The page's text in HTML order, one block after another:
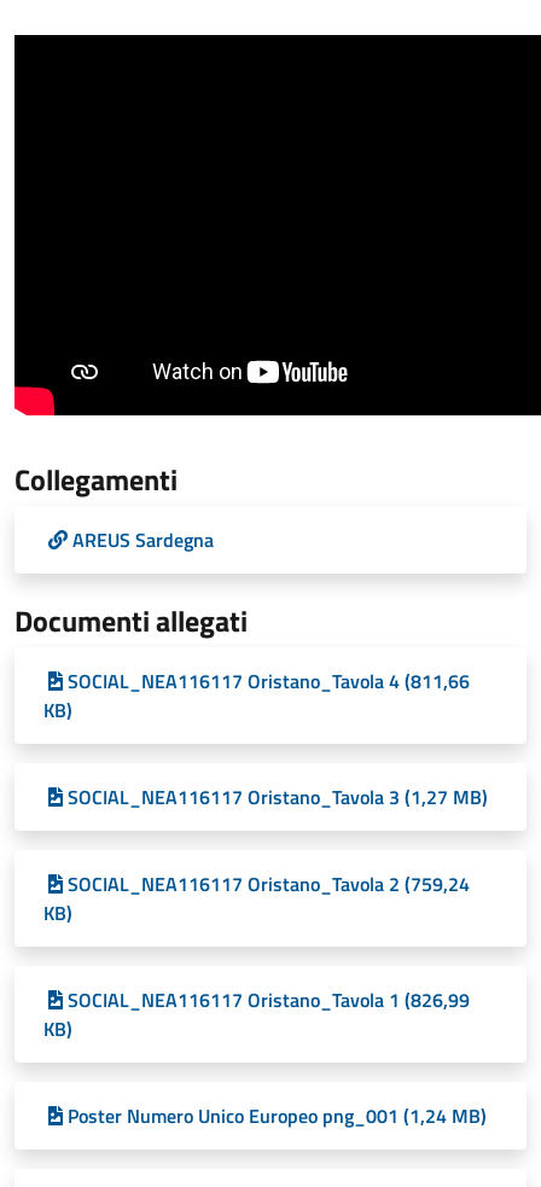
Collegamenti
AREUS Sardegna
Documenti allegati
SOCIAL_NEA116117 Oristano_Tavola 4 (811,66
KB)
SOCIAL_NEA116117 Oristano_Tavola 3 (1,27 MB)
SOCIAL_NEA116117 Oristano_Tavola 2 (759,24
KB)
SOCIAL_NEA116117 Oristano_Tavola 1 (826,99
KB)
Poster Numero Unico Europeo png_001 (1,24 MB)